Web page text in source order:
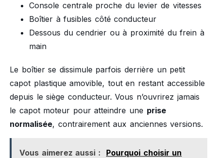
Console centrale proche du levier de vitesses
Boîtier à fusibles côté conducteur
Dessous du cendrier ou à proximité du frein à
main
Le boîtier se dissimule parfois derrière un petit
capot plastique amovible, tout en restant accessible
depuis le siège conducteur. Vous n’ouvrirez jamais
le capot moteur pour atteindre une prise
normalisée, contrairement aux anciennes versions.
Vous aimerez aussi :
Pourquoi choisir un